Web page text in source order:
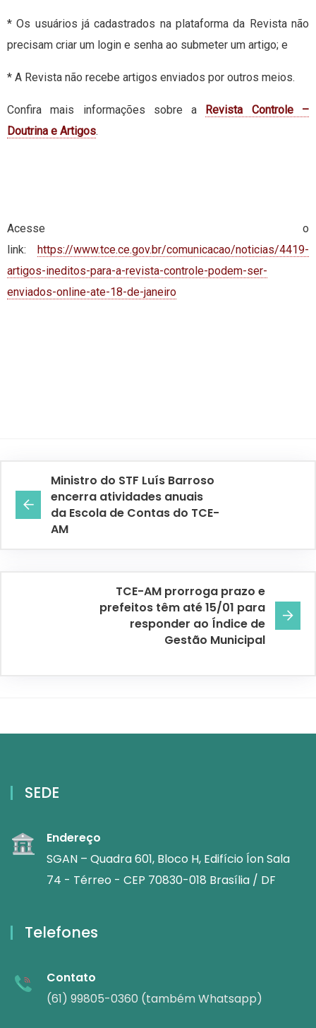
* Os usuários já cadastrados na plataforma da Revista não
precisam criar um login e senha ao submeter um artigo; e
* A Revista não recebe artigos enviados por outros meios.
Confira mais informações sobre a
Revista Controle –
Doutrina e Artigos.
Acesse o
link:
https://www.tce.ce.gov.br/comunicacao/noticias/4419-
artigos-ineditos-para-a-revista-controle-podem-ser-
enviados-online-ate-18-de-janeiro
Ministro do STF Luís Barroso
encerra atividades anuais
da Escola de Contas do TCE-
AM
TCE-AM prorroga prazo e
prefeitos têm até 15/01 para
responder ao Índice de
Gestão Municipal
SEDE
Endereço
SGAN – Quadra 601, Bloco H, Edifício Íon Sala
74 - Térreo - CEP 70830-018 Brasília / DF
Telefones
Contato
(61) 99805-0360 (também Whatsapp)